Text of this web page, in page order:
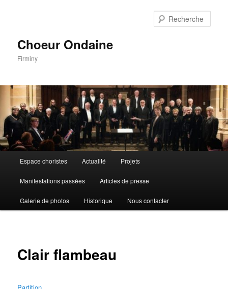
Choeur Ondaine
Firminy
principal
Espace choristes Actualité Projets
Manifestations passées Articles de presse
Galerie de photos Historique Nous contacter
Clair flambeau
Partition